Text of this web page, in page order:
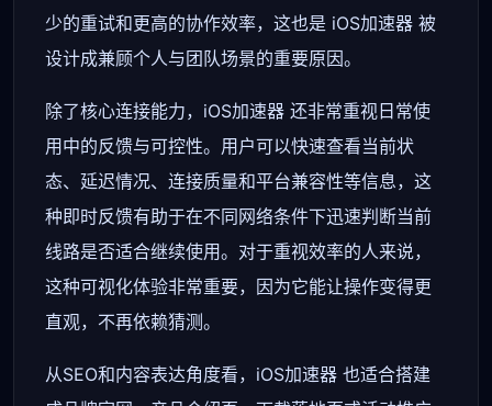
少的重试和更高的协作效率，这也是 iOS加速器 被
设计成兼顾个人与团队场景的重要原因。
除了核心连接能力，iOS加速器 还非常重视日常使
用中的反馈与可控性。用户可以快速查看当前状
态、延迟情况、连接质量和平台兼容性等信息，这
种即时反馈有助于在不同网络条件下迅速判断当前
线路是否适合继续使用。对于重视效率的人来说，
这种可视化体验非常重要，因为它能让操作变得更
直观，不再依赖猜测。
从SEO和内容表达角度看，iOS加速器 也适合搭建